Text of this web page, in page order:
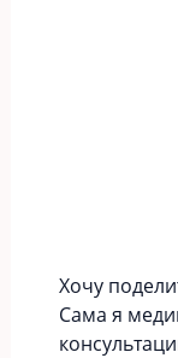
Хочу
Сама я